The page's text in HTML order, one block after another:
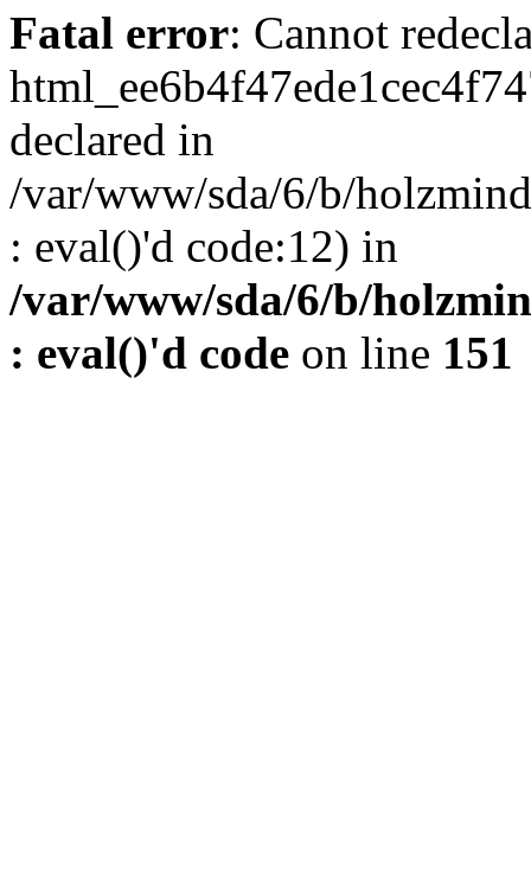
Fatal error: Cannot
declared in
/var/www/sda/6/b/
: eval()'d code:12) in
/var/www/sda/6/b/
: eval()'d code on line 151